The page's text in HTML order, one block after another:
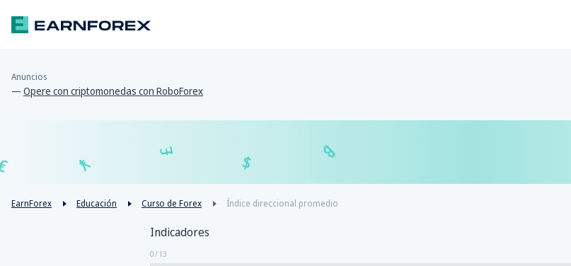
Anuncios
— Opere con criptomonedas con RoboForex
EarnForex Educación Curso de Forex Índice direccional promedio
Indicadores
0 / 13